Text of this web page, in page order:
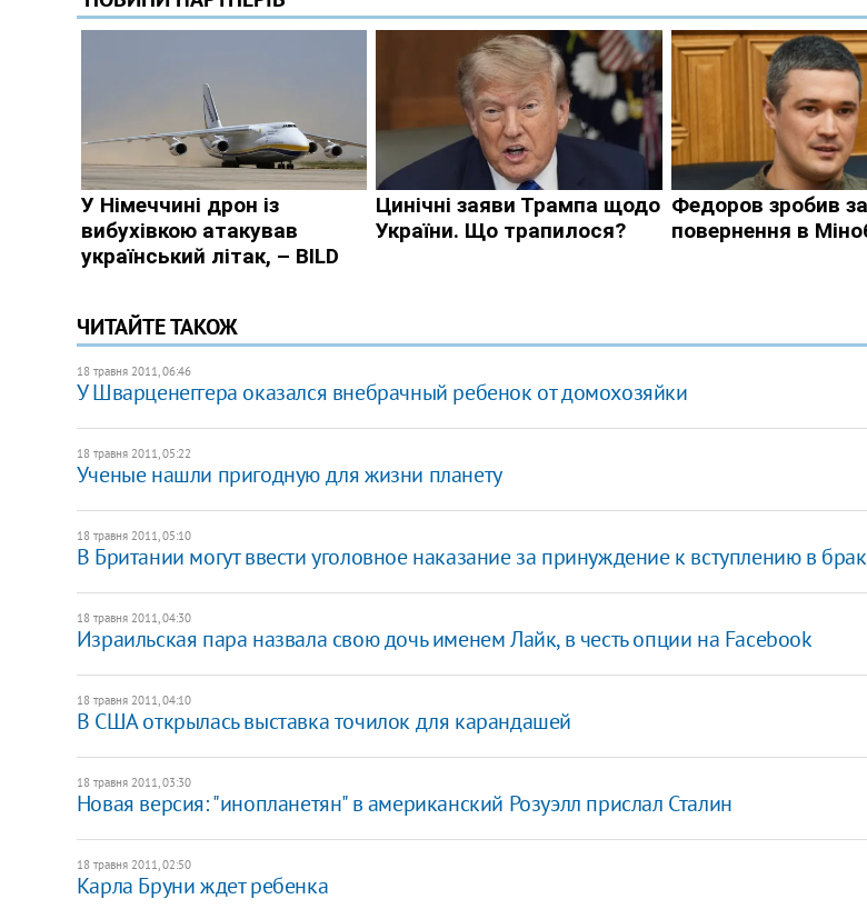
ЧИТАЙТЕ ТАКОЖ
18 травня 2011, 06:46
У Шварценеггера оказался внебрачный ребенок от домохозяйки
18 травня 2011, 05:22
Ученые нашли пригодную для жизни планету
18 травня 2011, 05:10
В Британии могут ввести уголовное наказание за принуждение к вступлению в брак
18 травня 2011, 04:30
Израильская пара назвала свою дочь именем Лайк, в честь опции на Facebook
18 травня 2011, 04:10
В США открылась выставка точилок для карандашей
18 травня 2011, 03:30
Новая версия: "инопланетян" в американский Розуэлл прислал Сталин
18 травня 2011, 02:50
Карла Бруни ждет ребенка